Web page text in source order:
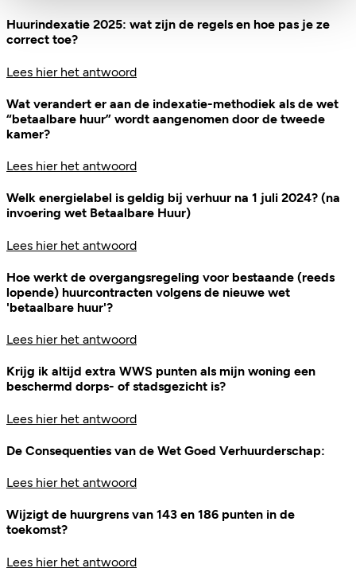
Huurindexatie 2025: wat zijn de regels en hoe pas je ze
correct toe?
Lees hier het antwoord
Wat verandert er aan de indexatie-methodiek als de wet
“betaalbare huur” wordt aangenomen door de tweede
kamer?
Lees hier het antwoord
Welk energielabel is geldig bij verhuur na 1 juli 2024? (na
invoering wet Betaalbare Huur)
Lees hier het antwoord
Hoe werkt de overgangsregeling voor bestaande (reeds
lopende) huurcontracten volgens de nieuwe wet
'betaalbare huur'?
Lees hier het antwoord
Krijg ik altijd extra WWS punten als mijn woning een
beschermd dorps- of stadsgezicht is?
Lees hier het antwoord
De Consequenties van de Wet Goed Verhuurderschap:
Lees hier het antwoord
Wijzigt de huurgrens van 143 en 186 punten in de
toekomst?
Lees hier het antwoord